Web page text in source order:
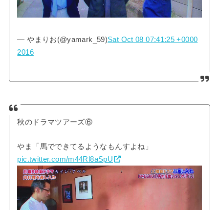
— やまりお(@yamark_59)Sat Oct 08 07:41:25 +0000
2016
秋のドラマツアーズ⑥
やま「馬でできてるようなもんすよね」
pic.twitter.com/m44Rl8aSpU